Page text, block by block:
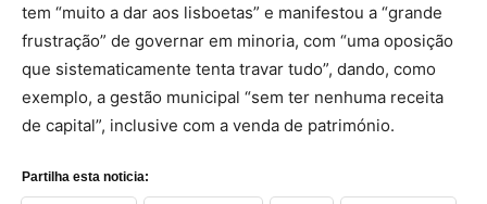
tem “muito a dar aos lisboetas” e manifestou a “grande
frustração” de governar em minoria, com “uma oposição
que sistematicamente tenta travar tudo”, dando, como
exemplo, a gestão municipal “sem ter nenhuma receita
de capital”, inclusive com a venda de património.
Partilha esta noticia: